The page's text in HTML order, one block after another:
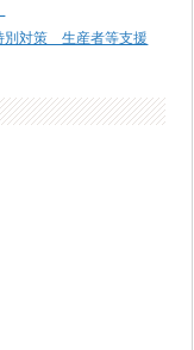
別対策 生産者等支援